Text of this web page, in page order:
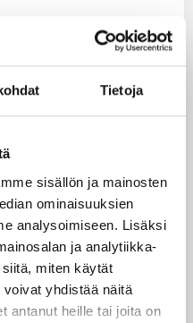
Tietoja
sisällön ja mainosten
ominaisuuksien
analysoimiseen. Lisäksi
ja analytiikka-
miten käytät
yhdistää näitä
antanut heille tai joita on
ale
Monday 2024!